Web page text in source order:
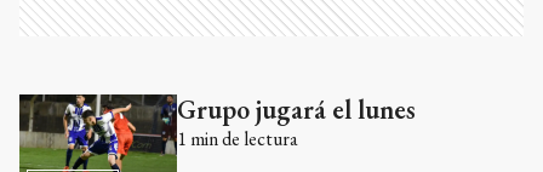
Grupo jugará el lunes
1 min de lectura